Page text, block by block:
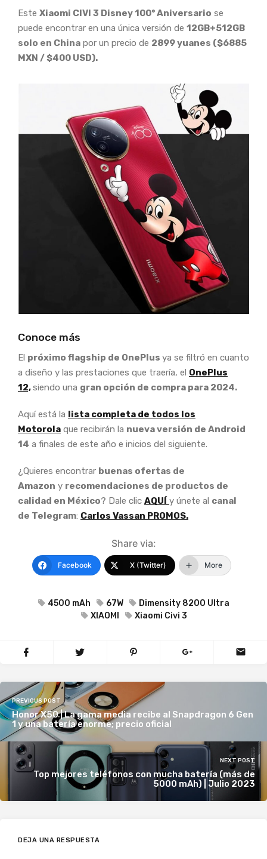
Este Xiaomi CIVI 3 Disney 100° Aniversario se
puede encontrar en una única versión de 12GB+512GB
solo en China por un precio de 2899 yuanes ($6885
MXN / $400 USD).
Conoce más
El próximo flagship de OnePlus ya se filtró en cuanto
a diseño y las prestaciones que traería, el OnePlus
12,siendo una gran opción de compra para 2024.
Aquí está la
lista completa de todos los
Motorola que recibirán la nueva versión de Android
14 a finales de este año e inicios del siguiente.
¿Quieres encontrar buenas ofertas de
Amazon y recomendaciones de productos de
calidad en México? Dale clic AQUÍ y únete al canal
de Telegram: Carlos Vassan PROMOS.
Share via:
Facebook X (Twitter) More
4500 mAh 67W
Dimensity 8200 Ultra
XIAOMI
Xiaomi Civi 3
PREVIOUS POST
Honor X50 | La gama media recibe al Snapdragon 6 Gen
1 y una batería enorme; precio oficial
NEXT POST
Top mejores teléfonos con mucha batería (más de
5000 mAh) | Julio 2023
DEJA UNA RESPUESTA